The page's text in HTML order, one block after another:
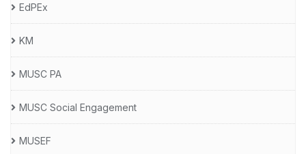
EdPEx
KM
MUSC PA
MUSC Social Engagement
MUSEF